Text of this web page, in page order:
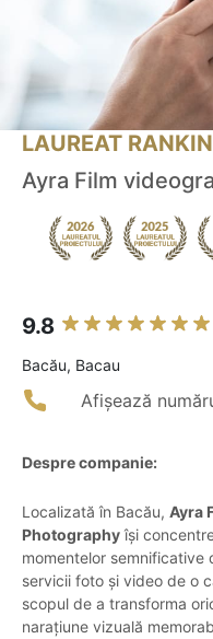
LAUREAT
Ayra Film
9.8
Bacău, Bacau
Afișează
Despre companie:
Localizată în Bacău, Ayra
Photographyîși
momentelor semnificative
servicii foto și video de o
scopul de a transforma
narațiune vizuală